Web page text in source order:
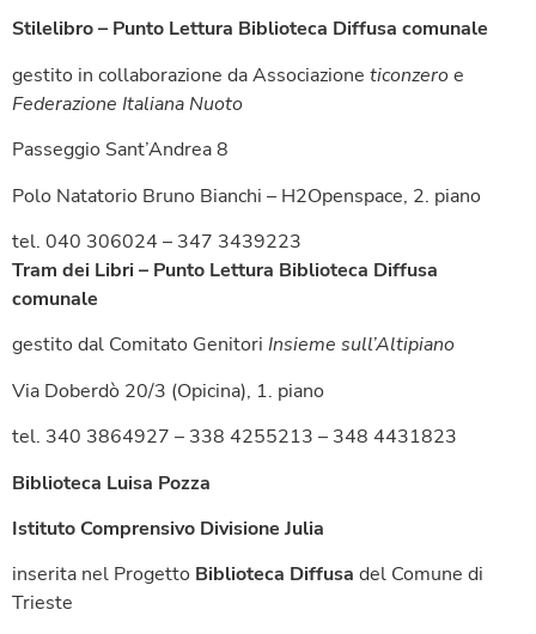
Stilelibro – Punto Lettura Biblioteca Diffusa comunale
gestito in collaborazione da Associazione ticonzeroe
Federazione Italiana Nuoto
Passeggio Sant’Andrea 8
Polo Natatorio Bruno Bianchi – H2Openspace, 2. piano
tel. 040 306024 – 347 3439223
Tram dei Libri – Punto Lettura Biblioteca Diffusa
comunale
gestito dal Comitato Genitori Insieme sull’Altipiano
Via Doberdò 20/3 (Opicina), 1. piano
tel. 340 3864927 – 338 4255213 – 348 4431823
Biblioteca Luisa Pozza
Istituto Comprensivo Divisione Julia
inserita nel Progetto Biblioteca Diffusa del Comune di
Trieste